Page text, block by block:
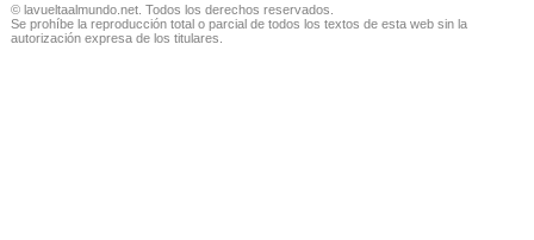
© lavueltaalmundo.net. Todos los derechos reservados.
Se prohíbe la reproducción total o parcial de todos los textos de esta web sin la
autorización expresa de los titulares.